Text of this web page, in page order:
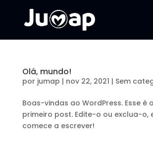
Olá, mundo!
por jumap | nov 22, 2021 | Sem
Boas-vindas ao WordPress. Esse é
primeiro post. Edite-o ou exclua-o,
comece a escrever!